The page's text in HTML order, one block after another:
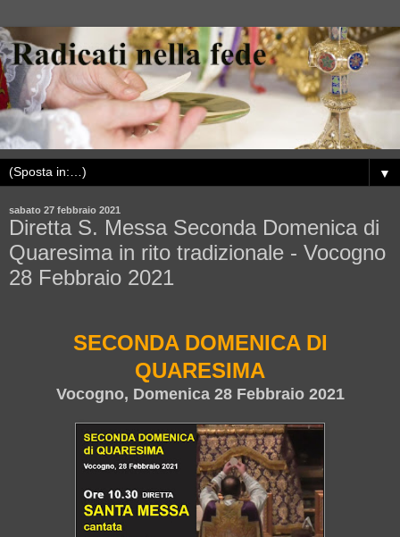
▼
sabato 27 febbraio 2021
Diretta S. Messa Seconda Domenica di
Quaresima in rito tradizionale - Vocogno
28 Febbraio 2021
SECONDA DOMENICA DI
QUARESIMA
Vocogno, Domenica 28 Febbraio 2021